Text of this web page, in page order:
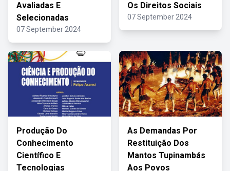
Avaliadas E
Selecionadas
07 September 2024
Os Direitos Sociais
07 September 2024
Produção Do
Conhecimento
Científico E
Tecnologias
As Demandas Por
Restituição Dos
Mantos Tupinambás
Aos Povos